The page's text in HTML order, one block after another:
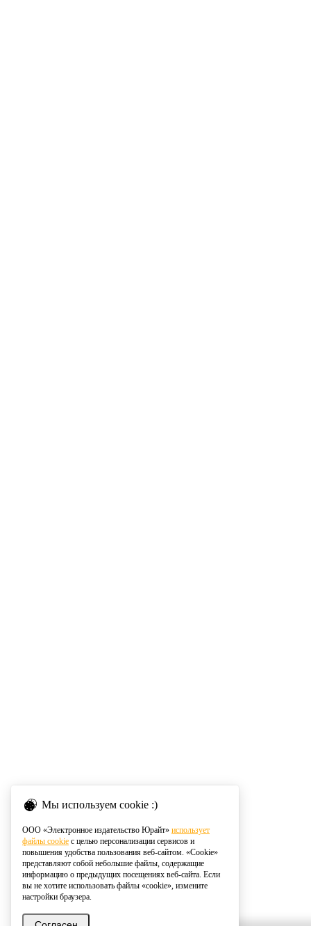
Мы используем cookie :)
ООО «Электронное издательство Юрайт» использует
файлы cookie с целью персонализации сервисов и
повышения удобства пользования веб-сайтом. «Cookie»
представляют собой небольшие файлы, содержащие
информацию о предыдущих посещениях веб-сайта. Если
вы не хотите использовать файлы «cookie», измените
настройки браузера.